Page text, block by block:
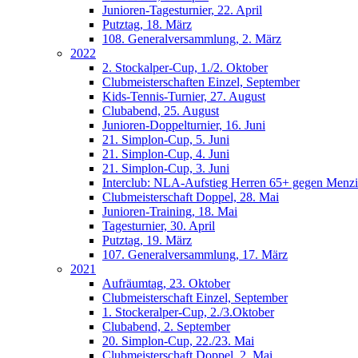
Junioren-Tagesturnier, 22. April
Putztag, 18. März
108. Generalversammlung, 2. März
2022
2. Stockalper-Cup, 1./2. Oktober
Clubmeisterschaften Einzel, September
Kids-Tennis-Turnier, 27. August
Clubabend, 25. August
Junioren-Doppelturnier, 16. Juni
21. Simplon-Cup, 5. Juni
21. Simplon-Cup, 4. Juni
21. Simplon-Cup, 3. Juni
Interclub: NLA-Aufstieg Herren 65+ gegen
Clubmeisterschaft Doppel, 28. Mai
Junioren-Training, 18. Mai
Tagesturnier, 30. April
Putztag, 19. März
107. Generalversammlung, 17. März
2021
Aufräumtag, 23. Oktober
Clubmeisterschaft Einzel, September
1. Stockeralper-Cup, 2./3.Oktober
Clubabend, 2. September
20. Simplon-Cup, 22./23. Mai
Clubmeisterschaft Doppel, 2. Mai